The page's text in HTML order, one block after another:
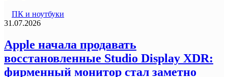
ПК и ноутбуки
31.07.2026
Apple начала продавать
восстановленные Studio Display XDR:
фирменный монитор стал заметно